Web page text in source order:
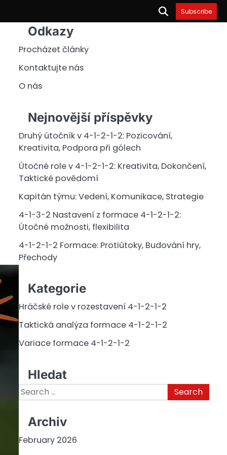
Subscribe
Odkazy
Procházet články
Kontaktujte nás
O nás
Nejnovější příspěvky
Druhý útočník v 4-1-2-1-2: Pozicování,
Kreativita, Podpora při gólech
Útočné role v 4-1-2-1-2: Kreativita, Dokončení,
Taktické povědomí
Kapitán týmu: Vedení, Komunikace, Strategie
4-1-3-2 Nastavení z formace 4-1-2-1-2:
Útočné možnosti, flexibilita
4-1-2-1-2 Formace: Protiútoky, Budování hry,
Přechody
Kategorie
Hráčské role v rozestavení 4-1-2-1-2
Taktická analýza formace 4-1-2-1-2
Variace formace 4-1-2-1-2
Hledat
Search
for:
Archiv
February 2026